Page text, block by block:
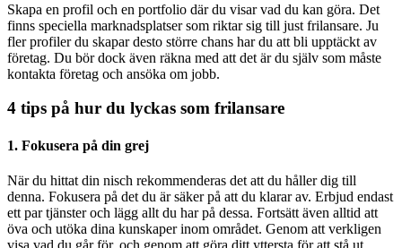
Skapa en profil och en portfolio där du visar vad du kan göra. Det
finns speciella marknadsplatser som riktar sig till just frilansare. Ju
fler profiler du skapar desto större chans har du att bli upptäckt av
företag. Du bör dock även räkna med att det är du själv som måste
kontakta företag och ansöka om jobb.
4 tips på hur du lyckas som frilansare
1. Fokusera på din grej
När du hittat din nisch rekommenderas det att du håller dig till
denna. Fokusera på det du är säker på att du klarar av. Erbjud endast
ett par tjänster och lägg allt du har på dessa. Fortsätt även alltid att
öva och utöka dina kunskaper inom området. Genom att verkligen
visa vad du går för, och genom att göra ditt yttersta för att stå ut